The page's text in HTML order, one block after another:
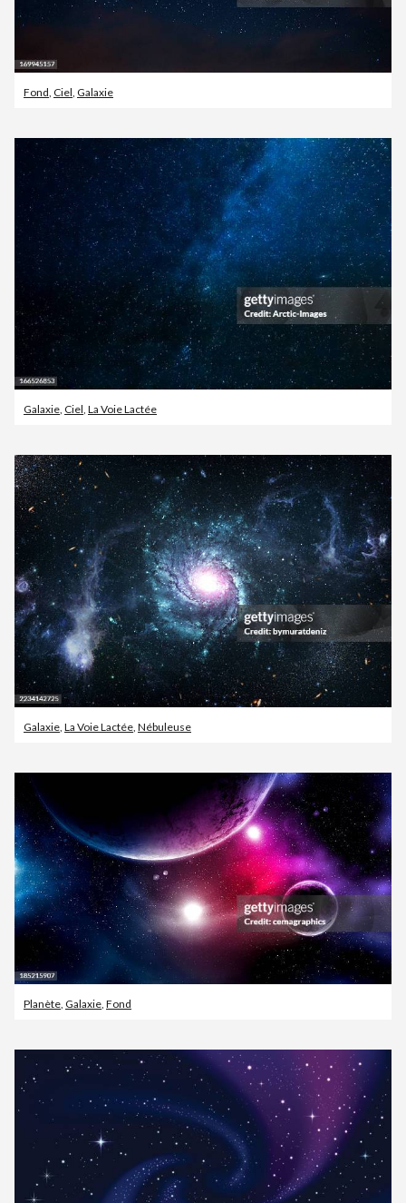
Fond Ciel Galaxie
Galaxie, Ciel, La Voie Lactée
Galaxie La Voie Lactée Nébuleuse
Planète, Galaxie, Fond